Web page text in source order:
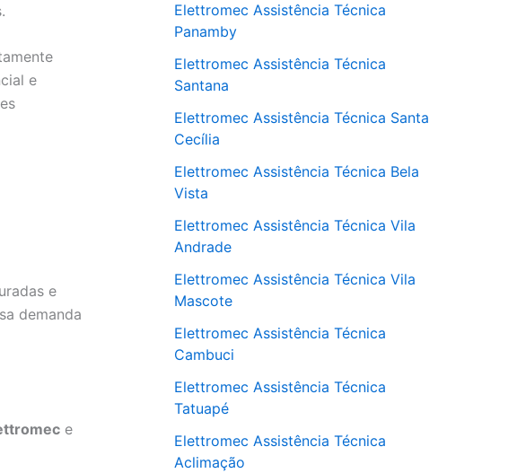
e
e
demanda
e
Elettromec Assistência Técnica
Panamby
Elettromec Assistência Técnica
Santana
Elettromec Assistência Técnica Santa
Cecília
Elettromec Assistência Técnica Bela
Vista
Elettromec Assistência Técnica Vila
Andrade
Elettromec Assistência Técnica Vila
Mascote
Elettromec Assistência Técnica
Cambuci
Elettromec Assistência Técnica
Tatuapé
Elettromec Assistência Técnica
Aclimação